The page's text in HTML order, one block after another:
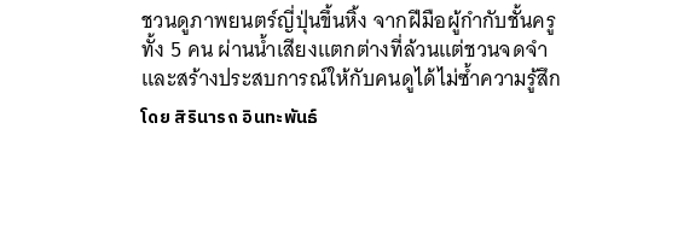
ชวนดูภาพยนตร์ญี่ปุ่นขึ้นหิ้ง จากฝีมือผู้กำกับชั้นครู
ทั้ง 5 คน ผ่านน้ำเสียงแตกต่างที่ล้วนแต่ชวนจดจำ
และสร้างประสบการณ์ให้กับคนดูได้ไม่ซ้ำความรู้สึก
โดย สิรินารถ อินทะพันธ์